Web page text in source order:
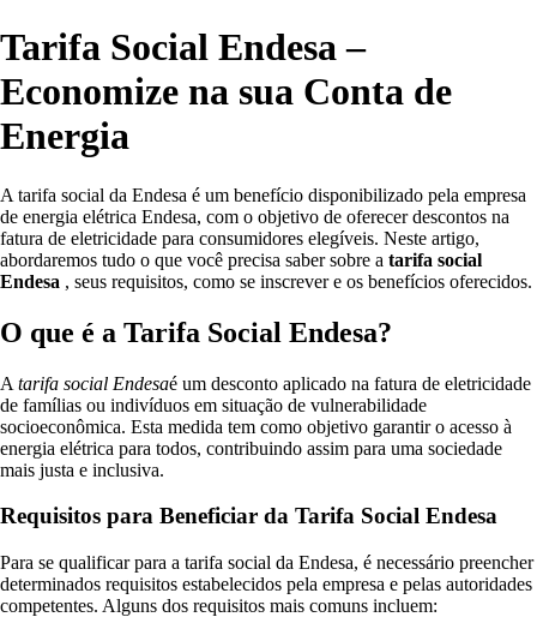
Tarifa Social Endesa –
Economize na sua Conta de
Energia
A tarifa social da Endesa é um benefício disponibilizado pela empresa
de energia elétrica Endesa, com o objetivo de oferecer descontos na
fatura de eletricidade para consumidores elegíveis. Neste artigo,
abordaremos tudo o que você precisa saber sobre a tarifa social
Endesa , seus requisitos, como se inscrever e os benefícios oferecidos.
O que é a Tarifa Social Endesa?
A tarifa social Endesaé um desconto aplicado na fatura de eletricidade
de famílias ou indivíduos em situação de vulnerabilidade
socioeconômica. Esta medida tem como objetivo garantir o acesso à
energia elétrica para todos, contribuindo assim para uma sociedade
mais justa e inclusiva.
Requisitos para Beneficiar da Tarifa Social Endesa
Para se qualificar para a tarifa social da Endesa, é necessário preencher
determinados requisitos estabelecidos pela empresa e pelas autoridades
competentes. Alguns dos requisitos mais comuns incluem: